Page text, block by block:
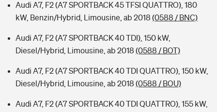
Audi A7, F2 (A7 SPORTBACK 45 TFSI QUATTRO), 180
kW, Benzin/Hybrid, Limousine, ab 2018 (0588 / BNC)
Audi A7, F2 (A7 SPORTBACK 40 TDI), 150 kW,
Diesel/Hybrid, Limousine, ab 2018 (0588 / BOT)
Audi A7, F2 (A7 SPORTBACK 40 TDI QUATTRO), 150 kW,
Diesel/Hybrid, Limousine, ab 2018 (0588 / BOU)
Audi A7, F2 (A7 SPORTBACK 40 TDI QUATTRO), 155 kW,